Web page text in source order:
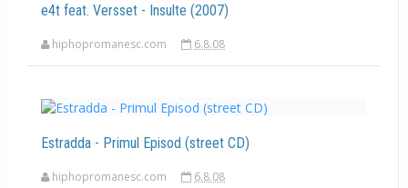
e4t feat. Versset - Insulte (2007)
hiphopromanesc.com 6.8.08
Estradda - Primul Episod (street CD)
hiphopromanesc.com 6.8.08